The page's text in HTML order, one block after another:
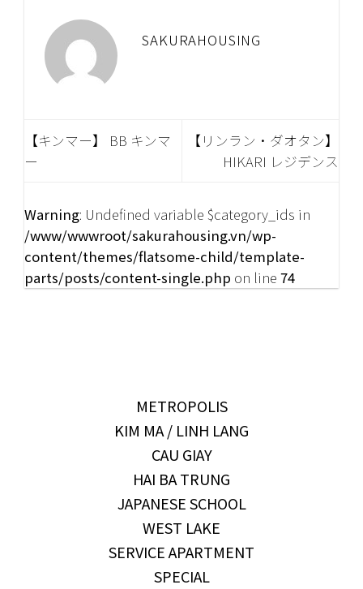
SAKURAHOUSING
【キンマー】 BB キンマ
ー
【リンラン・ダオタン】
HIKARI レジデンス
Warning: Undefined variable $category_ids in
/www/wwwroot/sakurahousing.vn/wp-
content/themes/flatsome-child/template-
parts/posts/content-single.php on line 74
METROPOLIS
KIM MA / LINH LANG
CAU GIAY
HAI BA TRUNG
JAPANESE SCHOOL
WEST LAKE
SERVICE APARTMENT
SPECIAL